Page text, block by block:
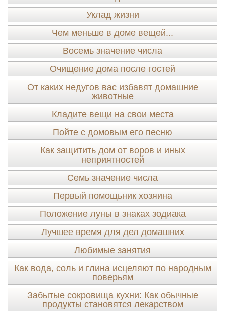
Уклад жизни
Чем меньше в доме вещей...
Восемь значение числа
Очищение дома после гостей
От каких недугов вас избавят домашние
животные
Кладите вещи на свои места
Пойте с домовым его песню
Как защитить дом от воров и иных
неприятностей
Семь значение числа
Первый помощьник хозяина
Положение луны в знаках зодиака
Лучшее время для дел домашних
Любимые занятия
Как вода, соль и глина исцеляют по народным
поверьям
Забытые сокровища кухни: Как обычные
продукты становятся лекарством